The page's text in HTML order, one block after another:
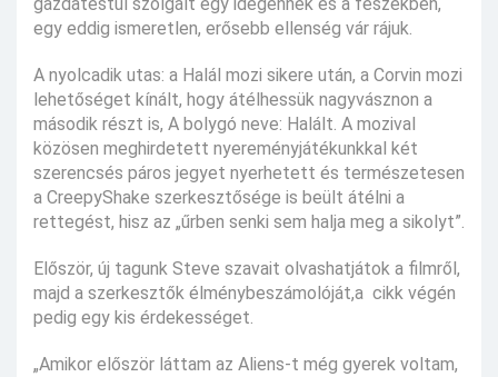
egy eddig ismeretlen, erősebb ellenség vár rájuk.
A nyolcadik utas: a Halál mozi sikere után, a Corvin mozi
lehetőséget kínált, hogy átélhessük nagyvásznon a
második részt is, A bolygó neve: Halált. A mozival
közösen meghirdetett nyereményjátékunkkal két
szerencsés páros jegyet nyerhetett és természetesen
a CreepyShake szerkesztősége is beült átélni a
rettegést, hisz az „űrben senki sem halja meg a sikolyt”.
Először, új tagunk Steve szavait olvashatjátok a filmről,
majd a szerkesztők élménybeszámolóját,a cikk végén
pedig egy kis érdekességet.
„Amikor először láttam az Aliens-t még gyerek voltam,